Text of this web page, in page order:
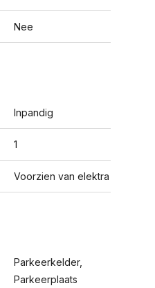
Nee
Inpandig
1
Voorzien van elektra
Parkeerkelder,
Parkeerplaats